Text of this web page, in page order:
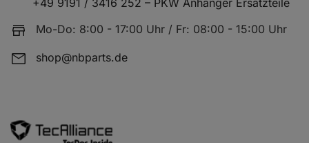
+49 9191 / 3416 252 – PKW Anhänger Ersatzteile
Mo-Do: 8:00 - 17:00 Uhr / Fr: 08:00 - 15:00 Uhr
shop@nbparts.de